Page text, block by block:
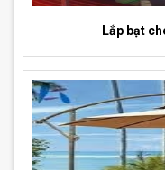
Lắp bạt